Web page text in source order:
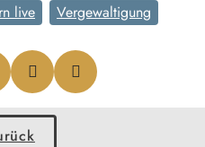
live Vergewaltigung